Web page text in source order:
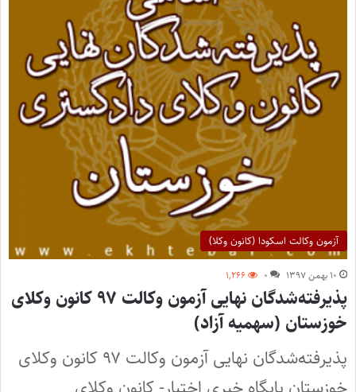
آزمون وکالت اسکودا (کانون وکلا)
۱۰ بهمن ۱۳۹۷ ۰ ۱,۲۶۶
پذیرفته‌شدگان نهایی آزمون وکالت ۹۷ کانون وکلای
خوزستان (سهمیه آزاد)
پذیرفته‌شدگان نهایی آزمون وکالت ۹۷ کانون وکلای